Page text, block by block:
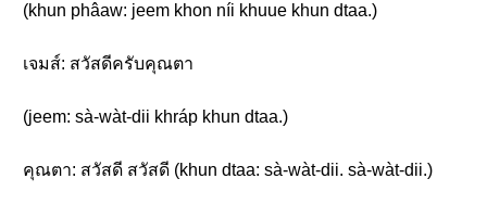
(khun phâaw: jeem khon níi khuue khun dtaa.)
เจมส์: สวัสดีครับคุณตา
(jeem: sà-wàt-dii khráp khun dtaa.)
คุณตา: สวัสดี สวัสดี (khun dtaa: sà-wàt-dii. sà-wàt-dii.)